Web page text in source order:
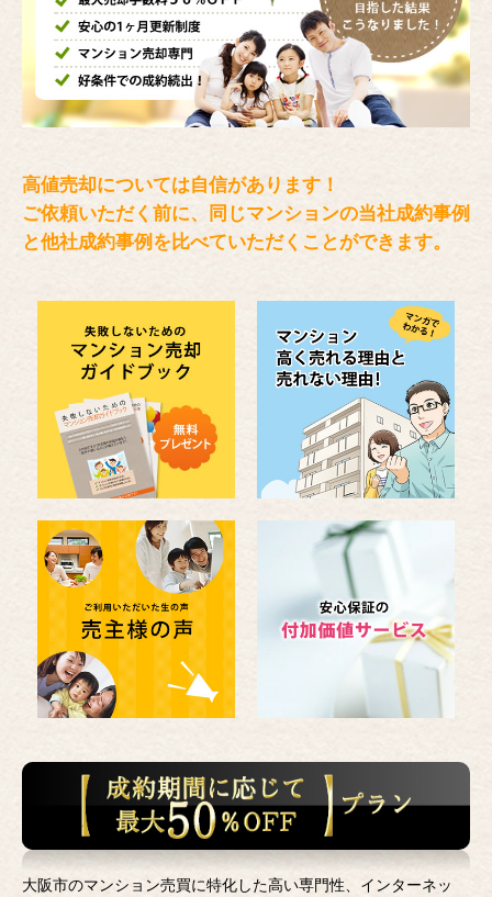
高値売却については自信があります！
ご依頼いただく前に、同じマンションの当社成約事例
と他社成約事例を比べていただくことができます。
大阪市のマンション売買に特化した高い専門性、インターネッ